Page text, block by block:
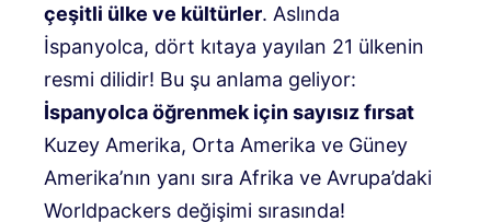
çeşitli ülke ve kültürler. Aslında
İspanyolca, dört kıtaya yayılan 21 ülkenin
resmi dilidir! Bu şu anlama geliyor:
İspanyolca öğrenmek için sayısız fırsat
Kuzey Amerika, Orta Amerika ve Güney
Amerika’nın yanı sıra Afrika ve Avrupa’daki
Worldpackers değişimi sırasında!